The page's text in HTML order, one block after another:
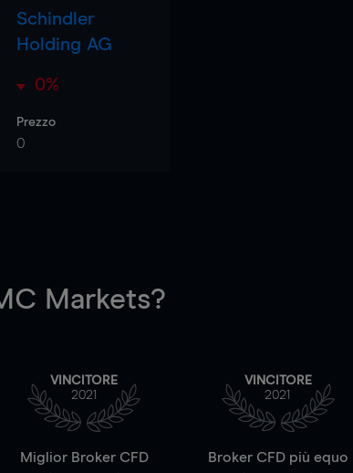
Schindler
Holding AG
0%
Prezzo
0
Markets?
VINCITORE
2021
Miglior Broker CFD
VINCITORE
2021
Broker CFD più equo